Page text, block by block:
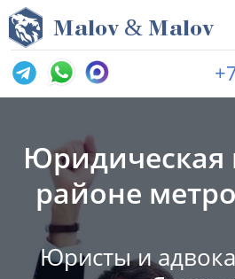
Malov & Malov
районе
Юристы и